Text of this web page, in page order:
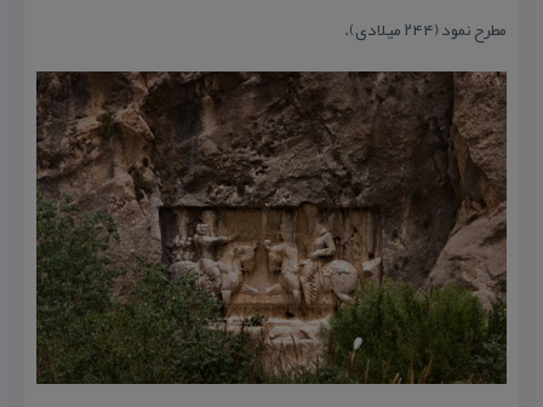
مطرح نمود (۲۴۴ میلادی).